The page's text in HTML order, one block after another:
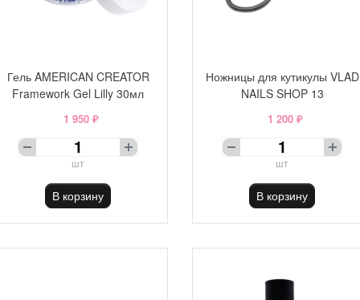
Гель AMERICAN CREATOR
Framework Gel Lilly 30мл
1 950 ₽
шт
В корзину
Ножницы для кутикулы VLAD
NAILS SHOP 13
1 200 ₽
шт
В корзину